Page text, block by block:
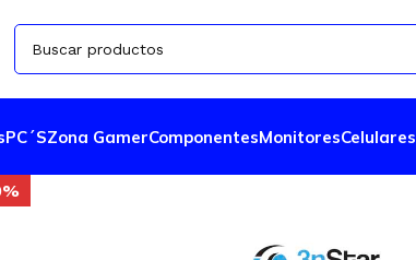
PC´SZona GamerComponentesMonitoresCelulares